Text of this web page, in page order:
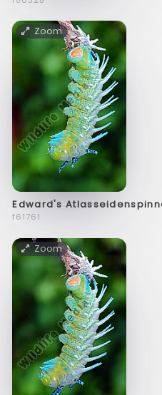
Zoom
Edward's
f61761
Zoom